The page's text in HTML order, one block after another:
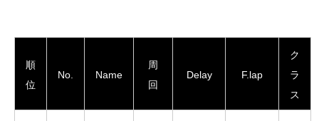
順
位
No. Name
周
回
Delay F.lap
ク
ラ
ス